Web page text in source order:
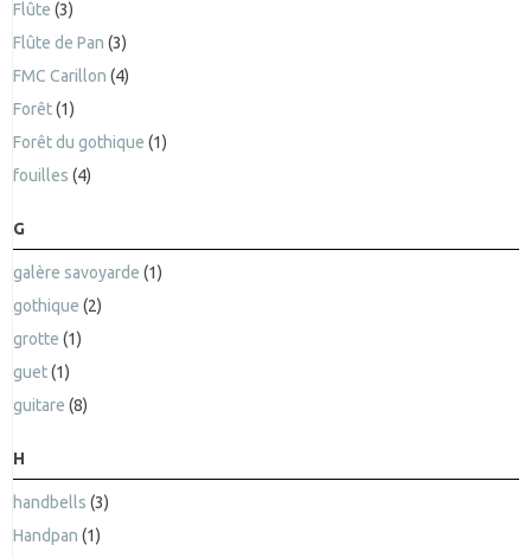
Flûte (3)
Flûte de Pan (3)
FMC Carillon (4)
Forêt(1)
Forêt du gothique (1)
fouilles (4)
G
galère savoyarde (1)
gothique (2)
grotte (1)
guet(1)
guitare (8)
H
handbells (3)
Handpan (1)